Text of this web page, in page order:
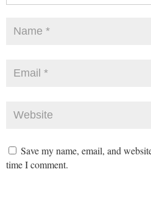
Save my name, email, and
time I comment.